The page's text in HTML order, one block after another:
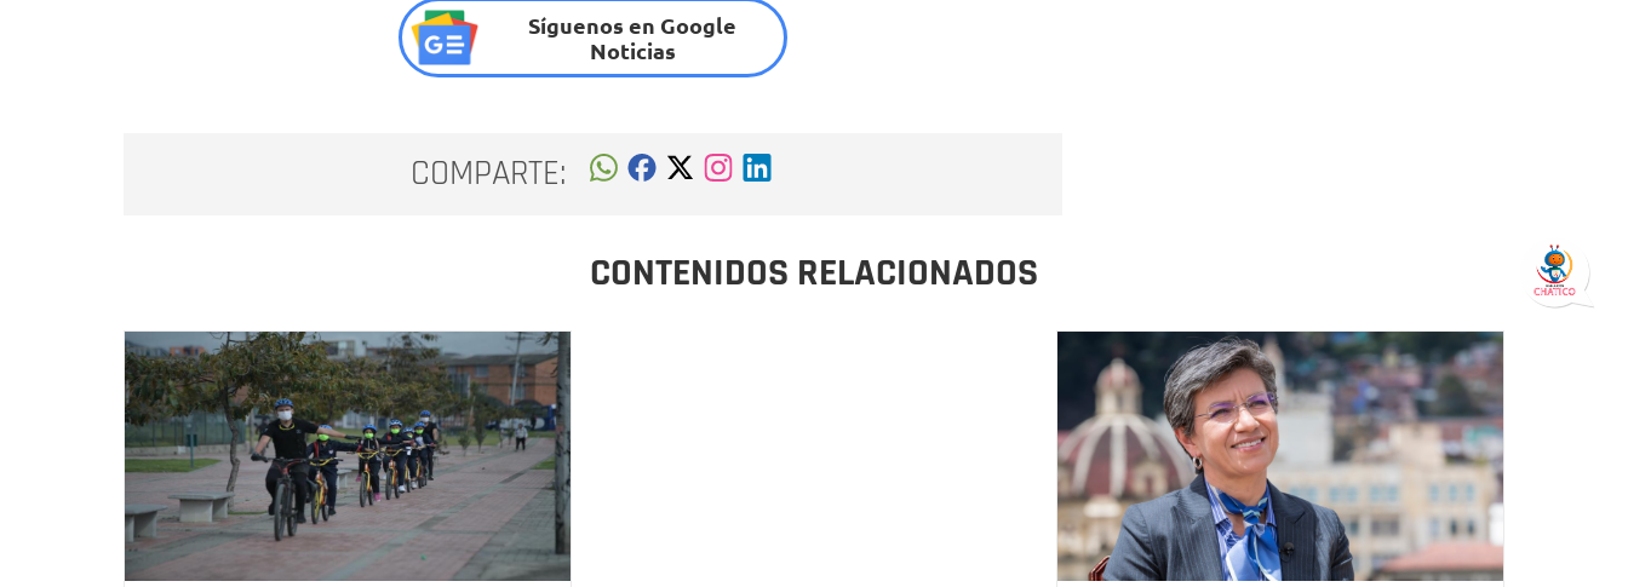
Síguenos en Google
Noticias
COMPARTE:
CONTENIDOS RELACIONADOS